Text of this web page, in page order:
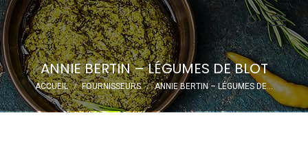
Recherche
:
ANNIE BERTIN – LÉGUMES DE BLOT
Vous êtes ici :
ACCUEIL FOURNISSEURS ANNIE BERTIN – LÉGUMES DE…